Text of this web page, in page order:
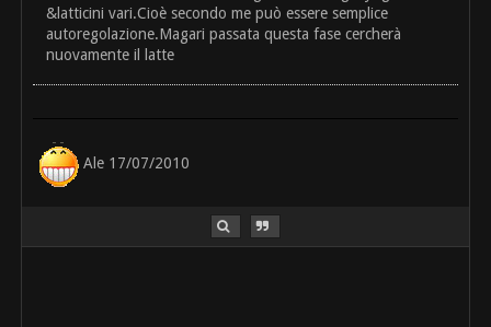
&latticini vari.Cioè secondo me può essere semplice
autoregolazione.Magari passata questa fase cercherà
nuovamente il latte
Ale 17/07/2010